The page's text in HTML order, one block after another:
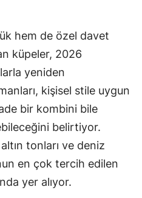
hem de özel davet
küpeler, 2026
yeniden
kişisel stile uygun
bir kombini bile
belirtiyor.
tonları ve deniz
en çok tercih edilen
yer alıyor.